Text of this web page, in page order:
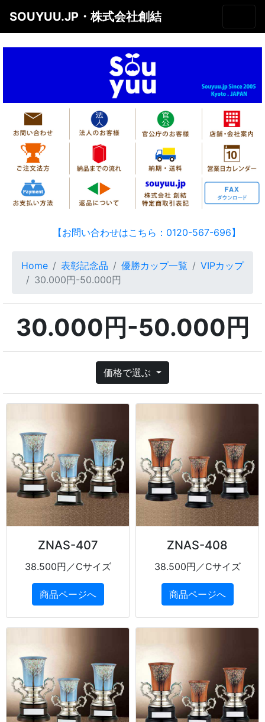
SOUYUU.JP・株式会社創結
【お問い合わせはこちら：0120-567-696】
Home 表彰記念品 優勝カップ一覧
VIPカップ
30.000円-50.000円
30.000円-50.000円
価格で選ぶ
ZNAS-407
38.500円／Cサイズ
商品ページへ
ZNAS-408
38.500円／Cサイズ
商品ページへ